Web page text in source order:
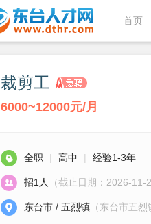
首页
裁剪工
6000~12000元/月
全职 | 高中 | 经验1-3年
招1人 （截止日期：2026-11-
东台市 / 五烈镇 （东台市五